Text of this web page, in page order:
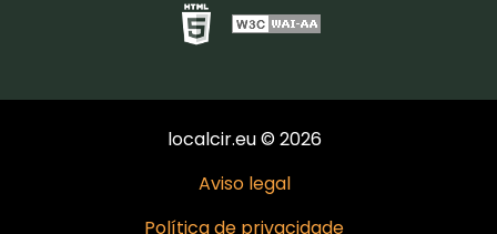
localcir.eu © 2026
Aviso legal
Política de privacidade